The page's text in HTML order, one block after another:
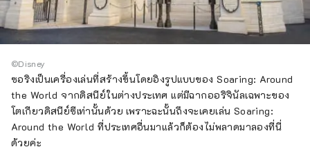
©Disney
ซอริงเป็นเครื่องเล่นที่สร้างขึ้นโดยอิงรูปแบบของ Soaring: Around
the World จากดิสนีย์ในต่างประเทศ แต่มีฉากออริจินัลเฉพาะของ
โตเกียวดิสนีย์ซีเท่านั้นด้วย เพราะฉะนั้นถึงจะเคยเล่น Soaring:
Around the World ที่ประเทศอื่นมาแล้วก็ต้องไม่พลาดมาลองที่นี่
ด้วยค่ะ